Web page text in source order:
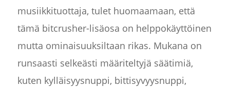
musiikkituottaja, tulet huomaamaan, että
tämä bitcrusher-lisäosa on helppokäyttöinen
mutta ominaisuuksiltaan rikas. Mukana on
runsaasti selkeästi määriteltyjä säätimiä,
kuten kylläisyysnuppi, bittisyvyysnuppi,